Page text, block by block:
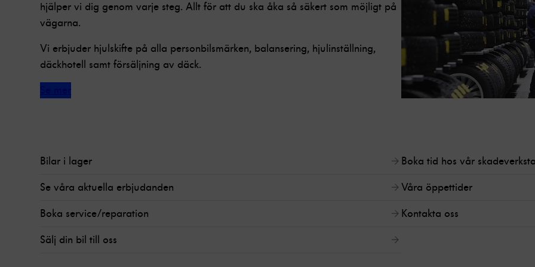
hjälper vi dig genom varje steg. Allt för att du ska åka så säkert som möjligt på
vägarna.
Vi erbjuder hjulskifte på alla personbilsmärken, balansering, hjulinställning,
däckhotell samt försäljning av däck.
Bilar i lager
Se våra aktuella erbjudanden
Boka service/reparation
Sälj din bil till oss
Boka tid hos vår
Våra öppettider
Kontakta oss